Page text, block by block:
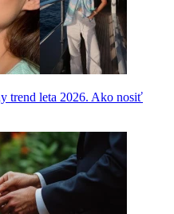
trend leta 2026. Ako nosiť